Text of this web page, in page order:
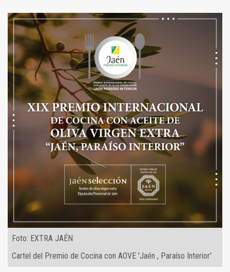
Foto: EXTRA JAÉN
Cartel del Premio de Cocina con AOVE 'Jaén , Paraíso Interior'